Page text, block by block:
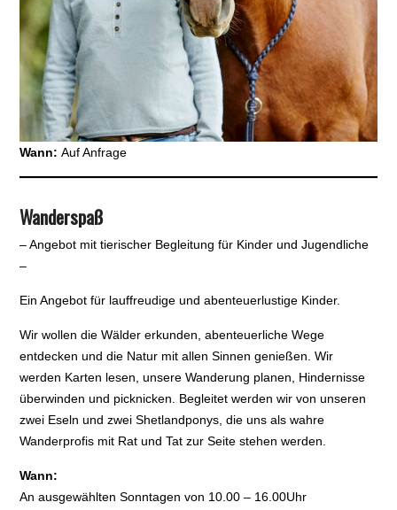
Wann:Auf Anfrage
Wanderspaß
– Angebot mit tierischer Begleitung für Kinder und Jugendliche
–
Ein Angebot für lauffreudige und abenteuerlustige Kinder.
Wir wollen die Wälder erkunden, abenteuerliche Wege
entdecken und die Natur mit allen Sinnen genießen. Wir
werden Karten lesen, unsere Wanderung planen, Hindernisse
überwinden und picknicken. Begleitet werden wir von unseren
zwei Eseln und zwei Shetlandponys, die uns als wahre
Wanderprofis mit Rat und Tat zur Seite stehen werden.
Wann:
An ausgewählten Sonntagen von 10.00 – 16.00Uhr